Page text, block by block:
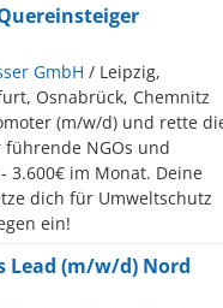
GmbH / Leipzig,
Osnabrück, Chemnitz
(m/w/d) und rette
NGOs und
3.600€ im Monat. Deine
dich für Umweltschutz
ein!
Lead (m/w/d) Nord